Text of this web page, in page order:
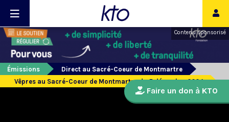
Contenu sponsorisé
Émissions
Direct au Sacré-Coeur de Montmartre
Vêpres au Sacré-Coeur de Montmartre du 5 décembre 2024
Faire un don à KTO